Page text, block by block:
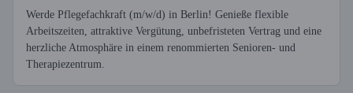
Werde Pflegefachkraft (m/w/d) in Berlin! Genieße flexible
Arbeitszeiten, attraktive Vergütung, unbefristeten Vertrag und eine
herzliche Atmosphäre in einem renommierten Senioren- und
Therapiezentrum.